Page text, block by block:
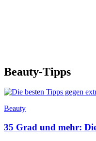
Beauty-Tipps
Beauty
35 Grad und mehr: